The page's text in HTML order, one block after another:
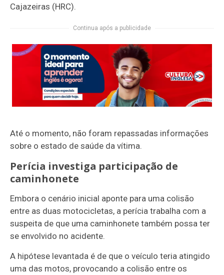
Cajazeiras (HRC).
Continua após a publicidade
Até o momento, não foram repassadas informações
sobre o estado de saúde da vítima.
Perícia investiga participação de
caminhonete
Embora o cenário inicial aponte para uma colisão
entre as duas motocicletas, a perícia trabalha com a
suspeita de que uma caminhonete também possa ter
se envolvido no acidente.
A hipótese levantada é de que o veículo teria atingido
uma das motos, provocando a colisão entre os